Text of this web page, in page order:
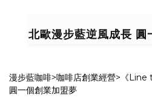
北歐漫步藍逆風成長 圓
漫步藍咖啡>咖啡店創業經營> 《
圓一個創業加盟夢